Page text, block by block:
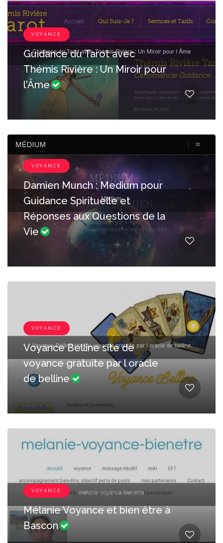
VOYANCE
Guidance du Tarot avec
Thémis Rivière : Un Miroir pour
l'Âme
VOYANCE
Damien Munch : Medium pour
Guidance Spirituelle et
Réponses aux Questions de la
Vie
VOYANCE
Voyance Belline site de
voyance gratuite par l oracle
de belline
VOYANCE
Mélanie Voyance et bien être à
Bascon